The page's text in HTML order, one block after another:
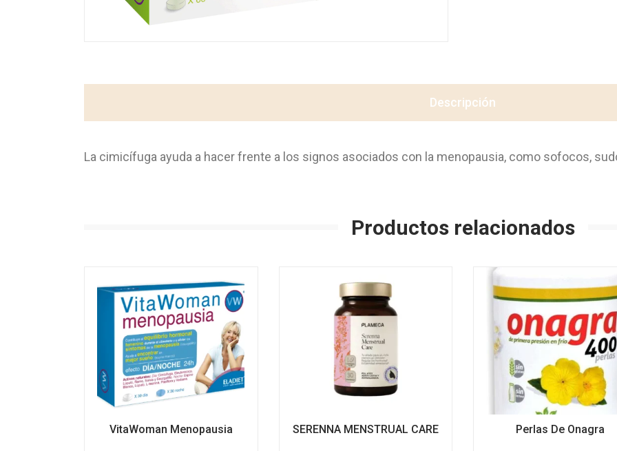
Descripción
La cimicífuga ayuda a hacer frente a los signos asociados con la menopausia, como sofocos,
Productos relacionados
VitaWoman Menopausia SERENNA MENSTRUAL CARE Perlas De Onagra